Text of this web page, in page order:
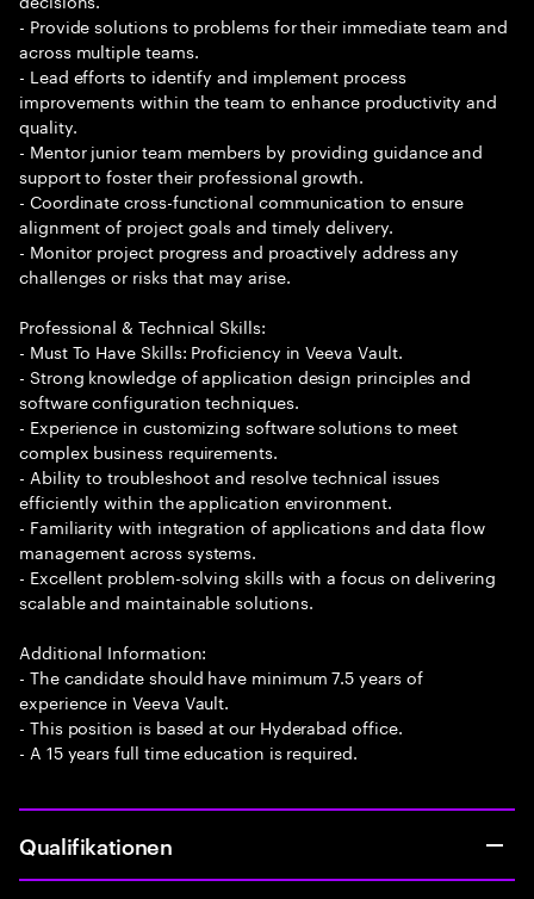
- Provide solutions to problems for their immediate team and
across multiple teams.
- Lead efforts to identify and implement process
improvements within the team to enhance productivity and
quality.
- Mentor junior team members by providing guidance and
support to foster their professional growth.
- Coordinate cross-functional communication to ensure
alignment of project goals and timely delivery.
- Monitor project progress and proactively address any
challenges or risks that may arise.
Professional & Technical Skills:
- Must To Have Skills: Proficiency in Veeva Vault.
- Strong knowledge of application design principles and
software configuration techniques.
- Experience in customizing software solutions to meet
complex business requirements.
- Ability to troubleshoot and resolve technical issues
efficiently within the application environment.
- Familiarity with integration of applications and data flow
management across systems.
- Excellent problem-solving skills with a focus on delivering
scalable and maintainable solutions.
Additional Information:
- The candidate should have minimum 7.5 years of
experience in Veeva Vault.
- This position is based at our Hyderabad office.
- A 15 years full time education is required.
Qualifikationen